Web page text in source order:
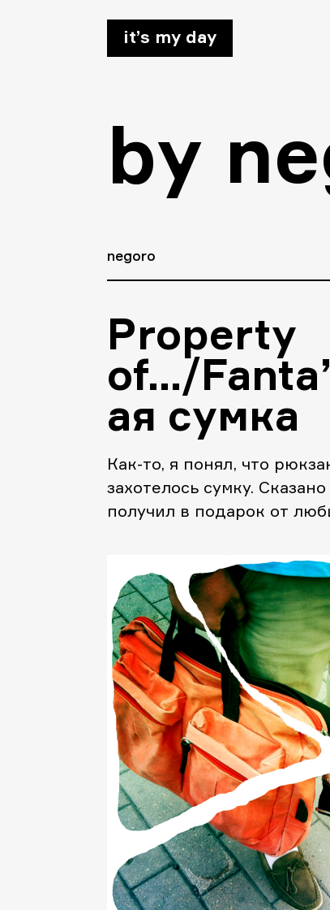
it’s my day
by
negoro
Property
of…/
ая сумка
Как-то, я понял, что
захотелось сумку.
получил в подарок от